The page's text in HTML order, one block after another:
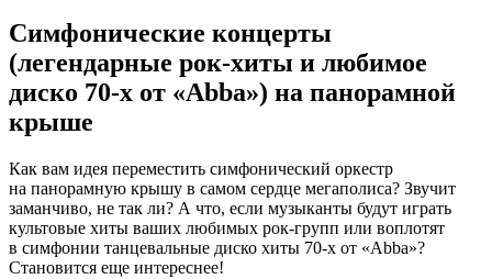
Симфонические концерты
(легендарные рок-хиты и любимое
диско 70-х от «Abba») на панорамной
крыше
Как вам идея переместить симфонический оркестр
на панорамную крышу в самом сердце мегаполиса? Звучит
заманчиво, не так ли? А что, если музыканты будут играть
культовые хиты ваших любимых рок-групп или воплотят
в симфонии танцевальные диско хиты 70-х от «Abba»?
Становится еще интереснее!